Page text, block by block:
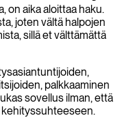
on aika aloittaa haku.
joten vältä halpojen
sillä et välttämättä
palkkaaminen
sovellus ilman, että